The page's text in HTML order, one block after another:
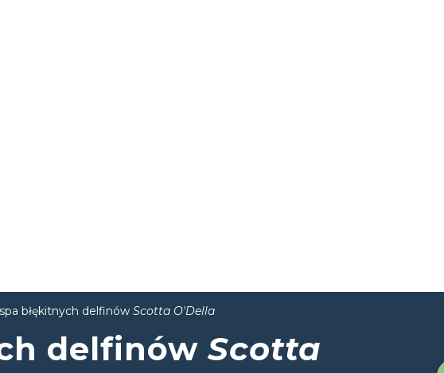
błękitnych delfinów Scotta O'Della
delfinówScotta